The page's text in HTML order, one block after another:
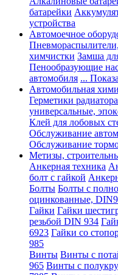
батарейки
устройства
Автомоечное
химчистки Замша
Пенообразующие
автомобиля ...
Автомобильная
Герметики
универсальные,
Клей для лобовых
Обслуживание
Обслуживание
Метизы,
Анкерная техника
болт с гайкой
Болты Болты с
оцинкованные,
Гайки Гайки
резьбой DIN 934
6923 Гайки со
985
Винты Винты с
965 Винты с